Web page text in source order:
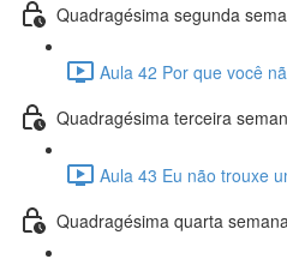
Quadragésima segunda
Aula 42 Por que você
Quadragésima terceira
Aula 43 Eu não trouxe
Quadragésima quarta semana